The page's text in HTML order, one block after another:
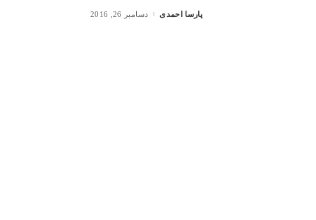
Postedپارسا احمدی دسامبر 26, 2016